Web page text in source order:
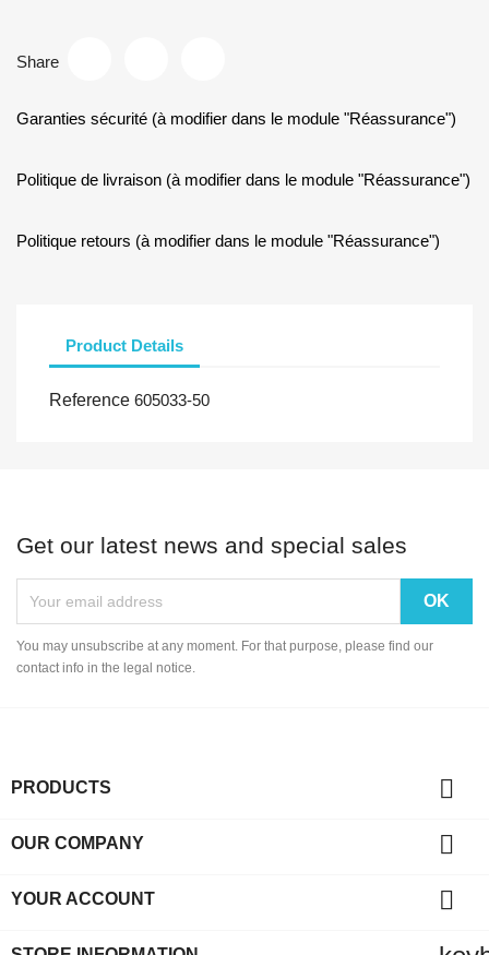
Share
Garanties sécurité (à modifier dans le module "Réassurance")
Politique de livraison (à modifier dans le module "Réassurance")
Politique retours (à modifier dans le module "Réassurance")
Product Details
Reference 605033-50
Get our latest news and special sales
You may unsubscribe at any moment. For that purpose, please find our
contact info in the legal notice.
PRODUCTS 
OUR COMPANY 
YOUR ACCOUNT 